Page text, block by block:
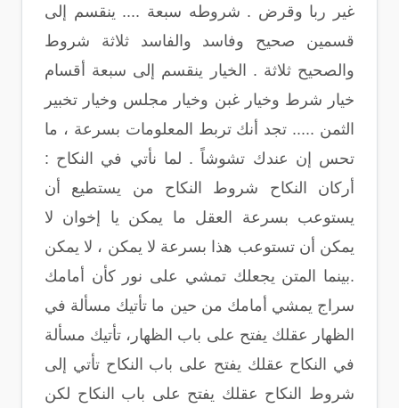
غير ربا وقرض . شروطه سبعة .... ينقسم إلى
قسمين صحيح وفاسد والفاسد ثلاثة شروط
والصحيح ثلاثة . الخيار ينقسم إلى سبعة أقسام
خيار شرط وخيار غبن وخيار مجلس وخيار تخبير
الثمن ..... تجد أنك تربط المعلومات بسرعة ، ما
تحس إن عندك تشوشاً . لما نأتي في النكاح :
أركان النكاح شروط النكاح من يستطيع أن
يستوعب بسرعة العقل ما يمكن يا إخوان لا
يمكن أن تستوعب هذا بسرعة لا يمكن ، لا يمكن
.بينما المتن يجعلك تمشي على نور كأن أمامك
سراج يمشي أمامك من حين ما تأتيك مسألة في
الظهار عقلك يفتح على باب الظهار، تأتيك مسألة
في النكاح عقلك يفتح على باب النكاح تأتي إلى
شروط النكاح عقلك يفتح على باب النكاح لكن